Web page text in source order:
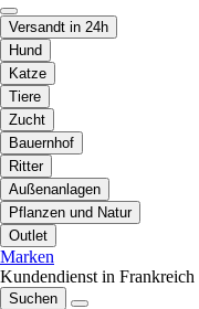
Versandt in 24h
Hund
Katze
Tiere
Zucht
Bauernhof
Ritter
Außenanlagen
Pflanzen und Natur
Outlet
Marken
Kundendienst in Frankreich
Suchen